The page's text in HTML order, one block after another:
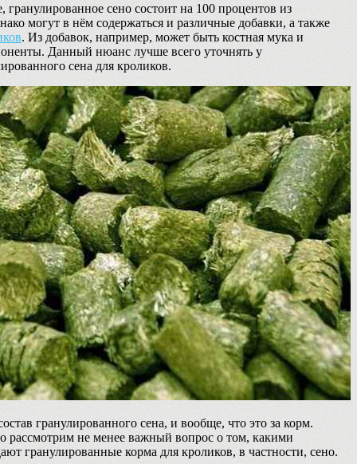
сено состоит на 100 процентов из
могут в нём содержаться и различные добавки, а также
. Из добавок, например, может быть костная мука и
Данный нюанс лучше всего уточнять у
сена для кроликов.
гранулированного сена, и вообще, что это за корм.
рассмотрим не менее важный вопрос о том, какими
гранулированные корма для кроликов, в частности, сено.